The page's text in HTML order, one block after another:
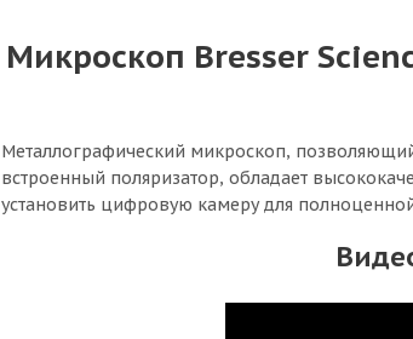
Микроскоп Bresser
Металлографический микроскоп,
встроенный поляризатор, обладает
установить цифровую камеру для